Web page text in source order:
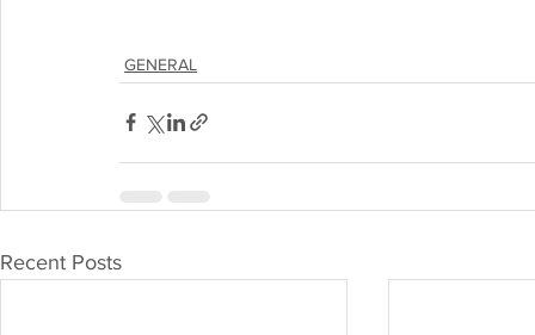
GENERAL
Recent Posts